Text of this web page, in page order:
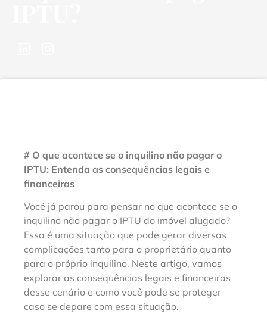
# O que acontece se o inquilino não pagar o
IPTU: Entenda as consequências legais e
financeiras
Você já parou para pensar no que acontece se o
inquilino não pagar o IPTU do imóvel alugado?
Essa é uma situação que pode gerar diversas
complicações tanto para o proprietário quanto
para o próprio inquilino. Neste artigo, vamos
explorar as consequências legais e financeiras
desse cenário e como você pode se proteger
caso se depare com essa situação.